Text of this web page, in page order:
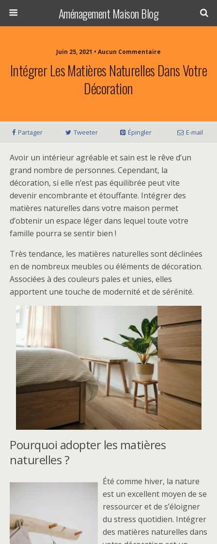
Aménagement Maison Blog
Juin 25, 2021 • Aucun Commentaire
Intégrer Les Matières Naturelles Dans Votre
Décoration
Partager Tweeter Épingler E-mail
Avoir un intérieur agréable et sain est le rêve d’un
grand nombre de personnes. Cependant, la
décoration, si elle n’est pas équilibrée peut vite
devenir encombrante et étouffante. Intégrer des
matières naturelles dans votre maison permet
d’obtenir un espace léger dans lequel toute votre
famille pourra se sentir bien !
Très tendance, les matières naturelles sont déclinées
en de nombreux meubles ou éléments de décoration.
Associées à des couleurs pales et unies, elles
apportent une touche de modernité et de sérénité.
Pourquoi adopter les matières
naturelles ?
Été comme hiver, la nature
est un excellent moyen de se
ressourcer et de s’éloigner
du stress quotidien. Intégrer
des matières naturelles dans